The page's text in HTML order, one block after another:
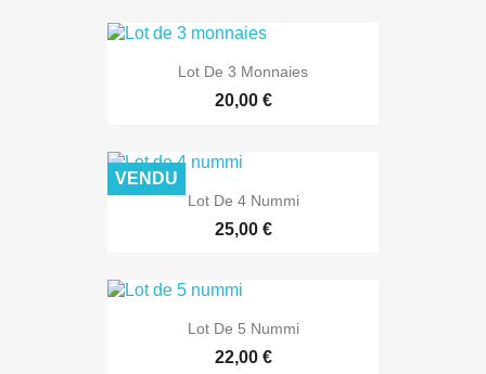
Lot De 3 Monnaies
20,00 €
Lot De 4 Nummi
25,00 €
VENDU
Lot De 5 Nummi
22,00 €